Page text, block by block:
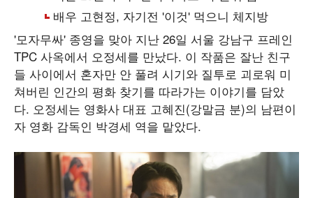
'모자무싸' 종영을 맞아 지난 26일 서울 강남구 프레인
TPC 사옥에서 오정세를 만났다. 이 작품은 잘난 친구
들 사이에서 혼자만 안 풀려 시기와 질투로 괴로워 미
쳐버린 인간의 평화 찾기를 따라가는 이야기를 담았
다. 오정세는 영화사 대표 고혜진(강말금 분)의 남편이
자 영화 감독인 박경세 역을 맡았다.